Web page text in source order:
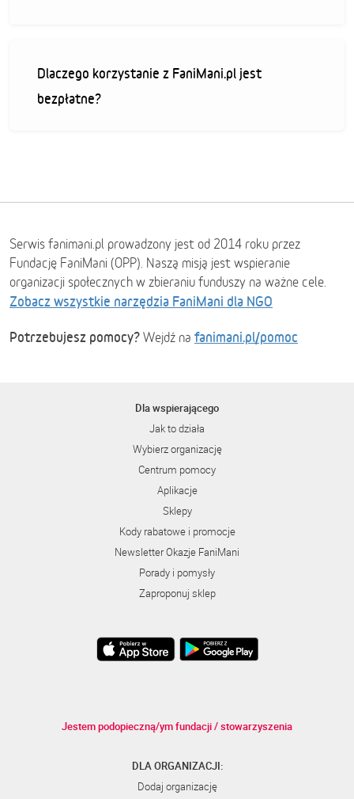
Dlaczego korzystanie z FaniMani.pl jest
bezpłatne?
Serwis fanimani.pl prowadzony jest od 2014 roku przez
Fundację FaniMani (OPP). Naszą misją jest wspieranie
organizacji społecznych w zbieraniu funduszy na ważne cele.
Zobacz wszystkie narzędzia FaniMani dla NGO
Potrzebujesz pomocy? Wejdź na fanimani.pl/pomoc
Dla wspierającego
Jak to działa
Wybierz organizację
Centrum pomocy
Aplikacje
Sklepy
Kody rabatowe i promocje
Newsletter Okazje FaniMani
Porady i pomysły
Zaproponuj sklep
Jestem podopieczną/ym fundacji / stowarzyszenia
DLA ORGANIZACJI:
Dodaj organizację